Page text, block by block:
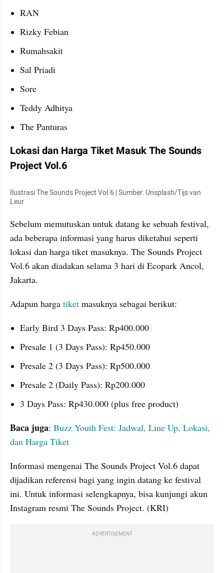
RAN
Rizky Febian
Rumahsakit
Sal Priadi
Sore
Teddy Adhitya
The Panturas
Lokasi dan Harga Tiket Masuk The Sounds
Project Vol.6
Ilustrasi The Sounds Project Vol.6 | Sumber: Unsplash/Tijs van
Leur
Sebelum memutuskan untuk datang ke sebuah festival,
ada beberapa informasi yang harus diketahui seperti
lokasi dan harga tiket masuknya. The Sounds Project
Vol.6 akan diadakan selama 3 hari di Ecopark Ancol,
Jakarta.
Adapun harga tiket masuknya sebagai berikut:
Early Bird 3 Days Pass: Rp400.000
Presale 1 (3 Days Pass): Rp450.000
Presale 2 (3 Days Pass): Rp500.000
Presale 2 (Daily Pass): Rp200.000
3 Days Pass: Rp430.000 (plus free product)
Baca juga: Buzz Youth Fest: Jadwal, Line Up, Lokasi,
dan Harga Tiket
Informasi mengenai The Sounds Project Vol.6 dapat
dijadikan referensi bagi yang ingin datang ke festival
ini. Untuk informasi selengkapnya, bisa kunjungi akun
Instagram resmi The Sounds Project. (KRI)
ADVERTISEMENT